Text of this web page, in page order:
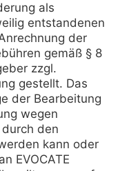
als
entstandenen
der
gemäß § 8
zzgl.
gestellt. Das
der Bearbeitung
wegen
den
kann oder
EVOCATE